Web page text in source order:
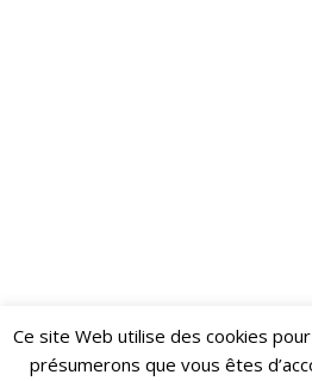
Restez informé·e des dernières
Ce site Web utilise des cookies
présumerons que vous êtes